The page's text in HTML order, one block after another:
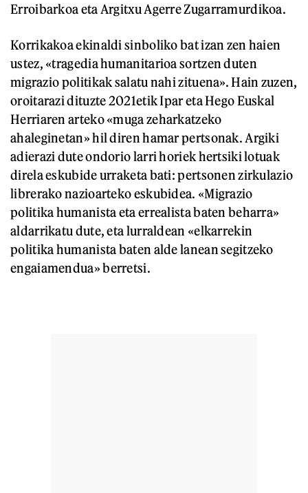
Erroibarkoa eta Argitxu Agerre Zugarramurdikoa.
Korrikakoa ekinaldi sinboliko bat izan zen haien
ustez, «tragedia humanitarioa sortzen duten
migrazio politikak salatu nahi zituena». Hain zuzen,
oroitarazi dituzte 2021etik Ipar eta Hego Euskal
Herriaren arteko «muga zeharkatzeko
ahaleginetan» hil diren hamar pertsonak. Argiki
adierazi dute ondorio larri horiek hertsiki lotuak
direla eskubide urraketa bati: pertsonen zirkulazio
librerako nazioarteko eskubidea. «Migrazio
politika humanista eta errealista baten beharra»
aldarrikatu dute, eta lurraldean «elkarrekin
politika humanista baten alde lanean segitzeko
engaiamendua» berretsi.